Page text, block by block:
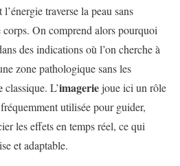
traverse la peau sans
On comprend alors pourquoi
des indications où l’on cherche à
zone pathologique sans les
classique. L’imageriejoue ici un rôle
utilisée pour guider,
les effets en temps réel, ce qui
et adaptable.